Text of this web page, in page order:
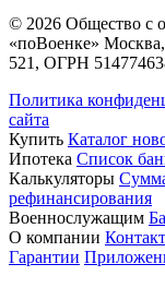
© 2026 Общество с
«поВоенке»
521, ОГРН
Политика
сайта
Купить Каталог
Ипотека Список
Калькуляторы
рефинансирования
Военнослужащим
О компании
Гарантии